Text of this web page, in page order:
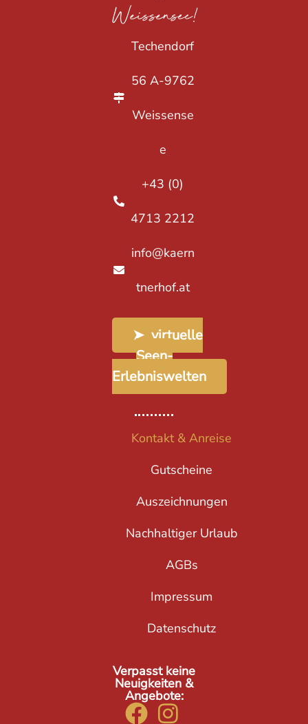
Weissensee!
Techendorf
56 A-9762
Weissense
e
+43 (0)
4713 2212
info@kaern
tnerhof.at
➤ virtuelle
Seen-
Erlebniswelten
Kontakt & Anreise
Gutscheine
Auszeichnungen
Nachhaltiger Urlaub
AGBs
Impressum
Datenschutz
Verpasst keine
Neuigkeiten &
Angebote: